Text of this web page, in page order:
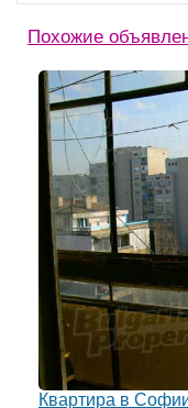
Похожие
Квартира в